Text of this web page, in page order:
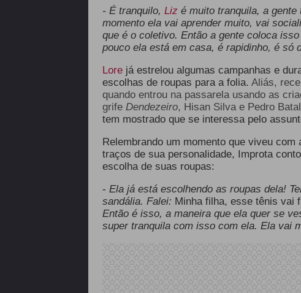
- É tranquilo, Liz é muito tranquila, a
momento ela vai aprender muito, vai
que é o coletivo. Então a gente coloca
pouco ela está em casa, é rapidinho, é só
Lore já estrelou algumas campanhas e
escolhas de roupas para a folia. Aliás,
quandoentrou na passarela usando as
grife Dendezeiro, Hisan Silva e Pedro
tem mostrado que se interessa pelo
Relembrando um momento que viveu
traços de sua personalidade, Improta
escolha de suas roupas:
- Ela já está escolhendo as roupas dela!
sandália. Falei: Minha filha, esse tênis vai
Então é isso, a maneira que ela quer se
super tranquila com isso com ela. Ela vai